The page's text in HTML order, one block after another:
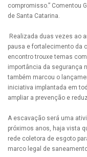
compromisso.” Comentou
de Santa Catarina.
Realizada duas vezes ao
pausa e fortalecimento da
encontro trouxe temas
importância da segurança
também marcou o
iniciativa implantada em
ampliar a prevenção e
A escavação será uma
próximos anos, haja vista
rede coletora de esgoto
marco legal de